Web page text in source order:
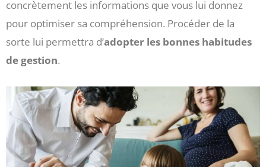
concrètement les informations que vous lui donnez
pour optimiser sa compréhension. Procéder de la
sorte lui permettra d’adopter les bonnes habitudes
de gestion.